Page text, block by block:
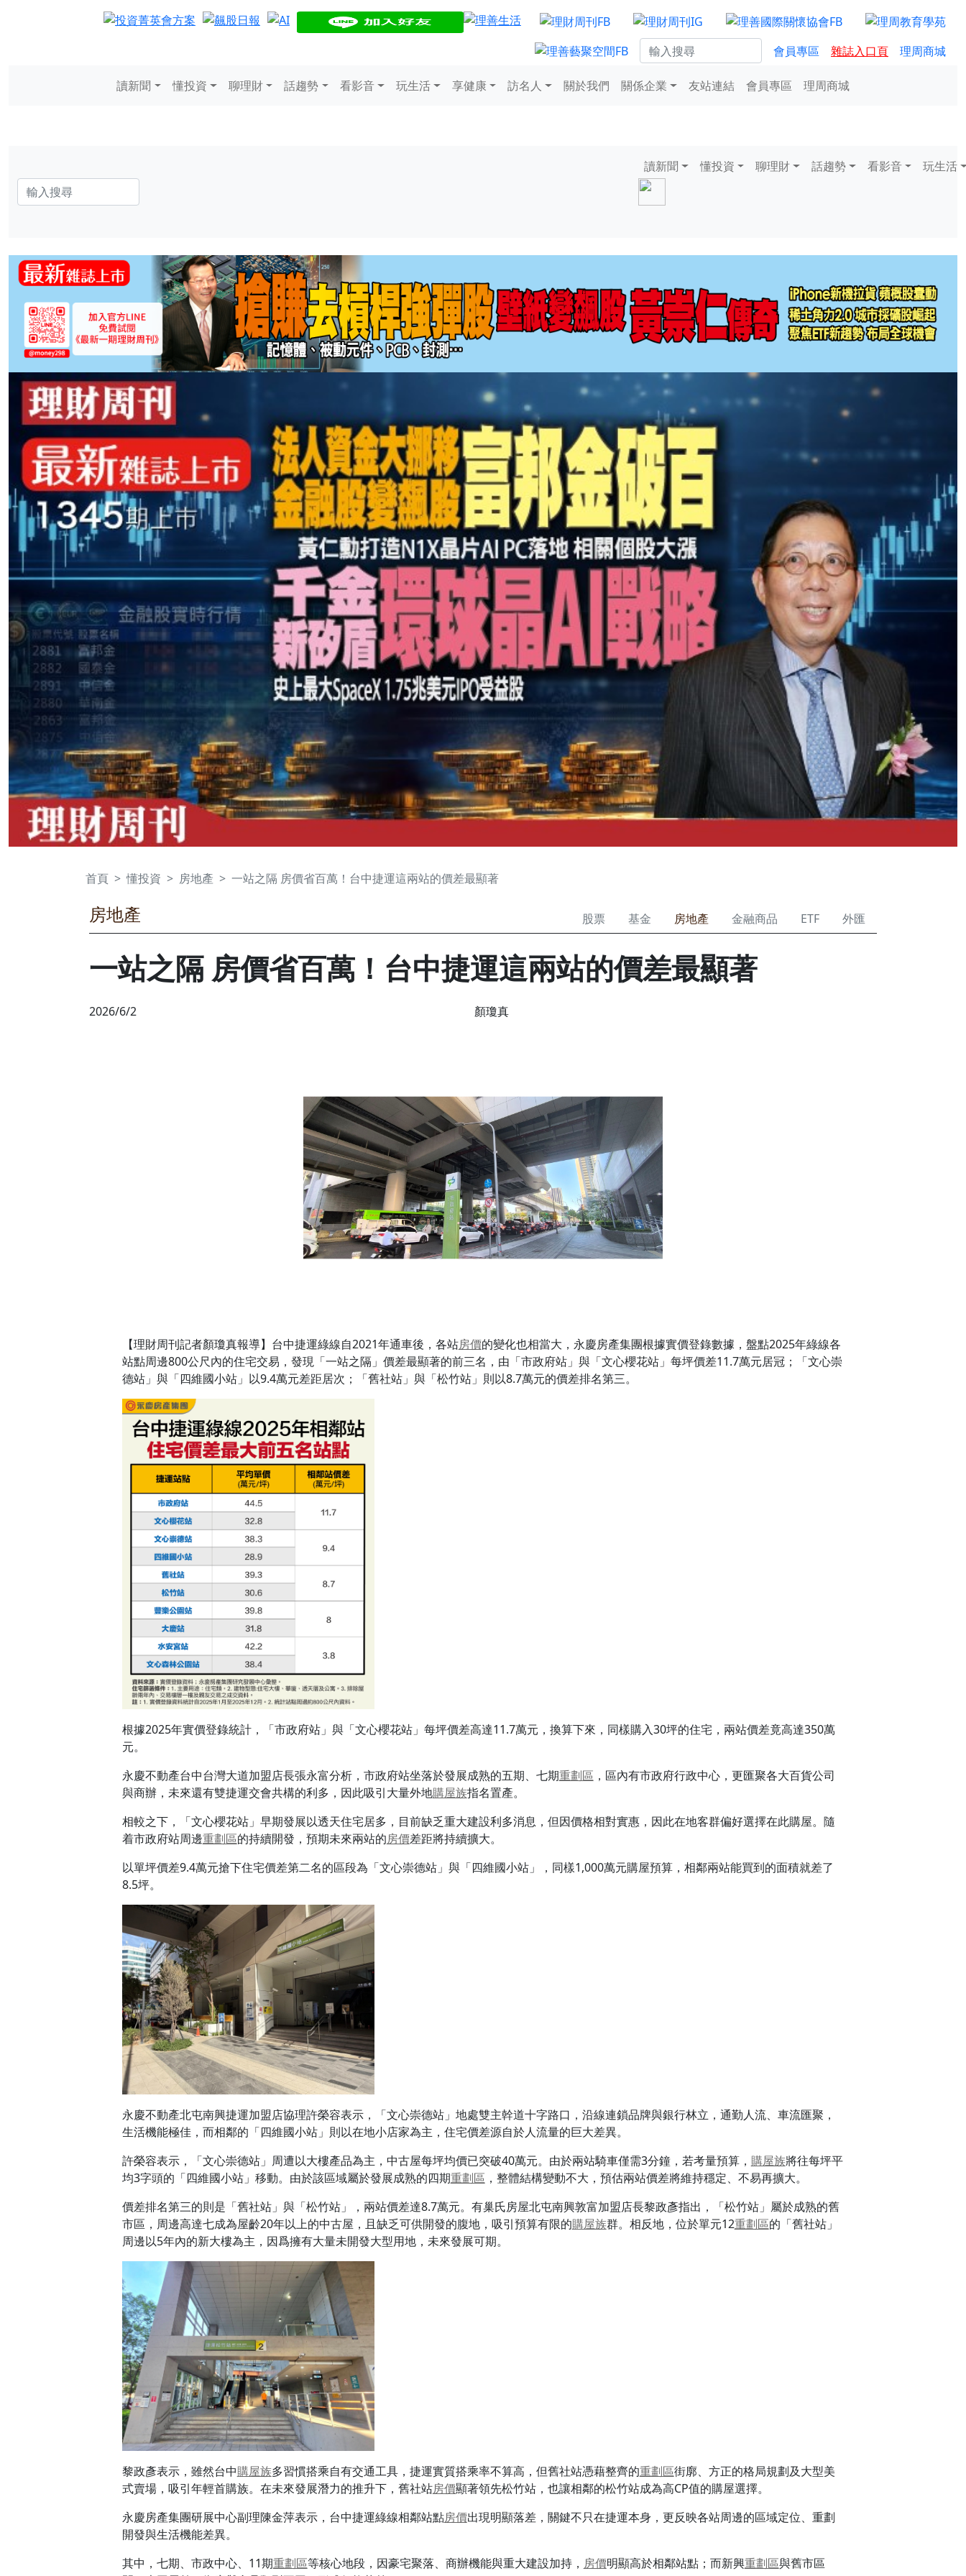
會員專區 雜誌入口頁 理周商城
讀新聞 懂投資 聊理財 話趨勢 看影音 玩生活 享健康 訪名人 關於我們 關係企業 友站連結 會員專區 理周商城
讀新聞 懂投資 聊理財 話趨勢 看影音 玩生活
首頁 懂投資 房地產 一站之隔 房價省百萬！台中捷運這兩站的價差最顯著
房地產 股票 基金 房地產 金融商品 ETF 外匯
一站之隔 房價省百萬！台中捷運這兩站的價差最顯著
2026/6/2 顏瓊真
【理財周刊記者顏瓊真報導】台中捷運綠線自2021年通車後，各站房價的變化也相當大，永慶房產集團根據實價登錄數據，盤點2025年綠線各
站點周邊800公尺內的住宅交易，發現「一站之隔」價差最顯著的前三名，由「市政府站」與「文心櫻花站」每坪價差11.7萬元居冠；「文心崇
德站」與「四維國小站」以9.4萬元差距居次；「舊社站」與「松竹站」則以8.7萬元的價差排名第三。
根據2025年實價登錄統計，「市政府站」與「文心櫻花站」每坪價差高達11.7萬元，換算下來，同樣購入30坪的住宅，兩站價差竟高達350萬
元。
永慶不動產台中台灣大道加盟店長張永富分析，市政府站坐落於發展成熟的五期、七期重劃區 ，區內有市政府行政中心，更匯聚各大百貨公司
與商辦，未來還有雙捷運交會共構的利多，因此吸引大量外地購屋族指名置產。
相較之下，「文心櫻花站」早期發展以透天住宅居多，目前缺乏重大建設利多消息，但因價格相對實惠，因此在地客群偏好選擇在此購屋。隨
着市政府站周邊重劃區的持續開發，預期未來兩站的房價差距將持續擴大。
以單坪價差9.4萬元搶下住宅價差第二名的區段為「文心崇德站」與「四維國小站」，同樣1,000萬元購屋預算，相鄰兩站能買到的面積就差了
8.5坪。
永慶不動產北屯南興捷運加盟店協理許榮容表示，「文心崇德站」地處雙主幹道十字路口，沿線連鎖品牌與銀行林立，通勤人流、車流匯聚，
生活機能極佳，而相鄰的「四維國小站」則以在地小店家為主，住宅價差源自於人流量的巨大差異。
許榮容表示，「文心崇德站」周遭以大樓產品為主，中古屋每坪均價已突破40萬元。由於兩站騎車僅需3分鐘，若考量預算， 購屋族將往每坪平
均3字頭的「四維國小站」移動。由於該區域屬於發展成熟的四期重劃區 ，整體結構變動不大，預估兩站價差將維持穩定、不易再擴大。
價差排名第三的則是「舊社站」與「松竹站」，兩站價差達8.7萬元。有巢氏房屋北屯南興敦富加盟店長黎政彥指出，「松竹站」屬於成熟的舊
市區，周邊高達七成為屋齡20年以上的中古屋，且缺乏可供開發的腹地，吸引預算有限的購屋族群。相反地，位於單元12重劃區的「舊社站」
周邊以5年內的新大樓為主，因爲擁有大量未開發大型用地，未來發展可期。
黎政彥表示，雖然台中購屋族多習慣搭乘自有交通工具，捷運實質搭乘率不算高，但舊社站憑藉整齊的重劃區街廓、方正的格局規劃及大型美
式賣場，吸引年輕首購族。在未來發展潛力的推升下，舊社站房價顯著領先松竹站，也讓相鄰的松竹站成為高CP值的購屋選擇。
永慶房產集團研展中心副理陳金萍表示，台中捷運綠線相鄰站點房價出現明顯落差，關鍵不只在捷運本身，更反映各站周邊的區域定位、重劃
開發與生活機能差異。
其中，七期、市政中心、11期重劃區等核心地段，因豪宅聚落、商辦機能與重大建設加持， 房價明顯高於相鄰站點；而新興重劃區與舊市區